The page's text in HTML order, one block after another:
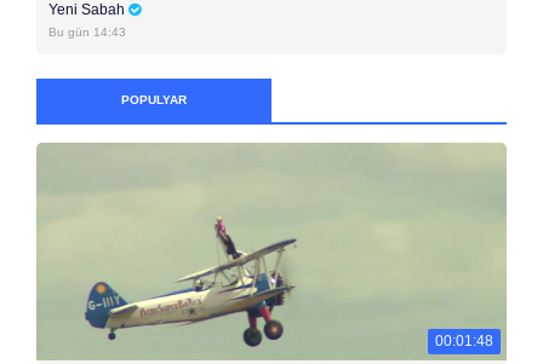
Yeni Sabah
Bu gün 14:43
POPULYAR
00:01:48